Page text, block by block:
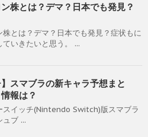
株とは？デマ？日本でも発見？
株とは？デマ？日本でも発見？症状もに
いきたいと思う。 ...
】スマブラの新キャラ予想まと
報は？
スイッチ(Nintendo Switch)版スマブラ
ュブ ...